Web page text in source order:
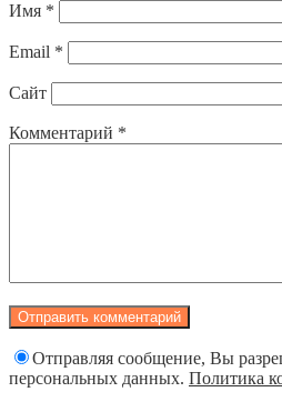
Имя *
Email *
Сайт
Комментарий *
Отправляя сообщение, Вы
персональных данных. Политика